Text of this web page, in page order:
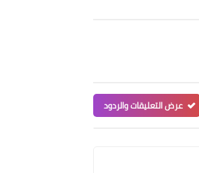
عرض التعليقات والردود